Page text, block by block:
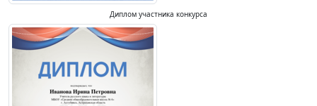
Диплом участника конкурса